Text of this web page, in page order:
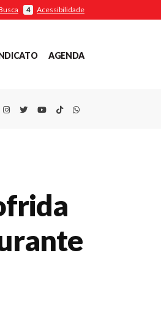
4 Acessibilidade
AGENDA
Instagram
TwitterYoutube
TikTokWhatsapp